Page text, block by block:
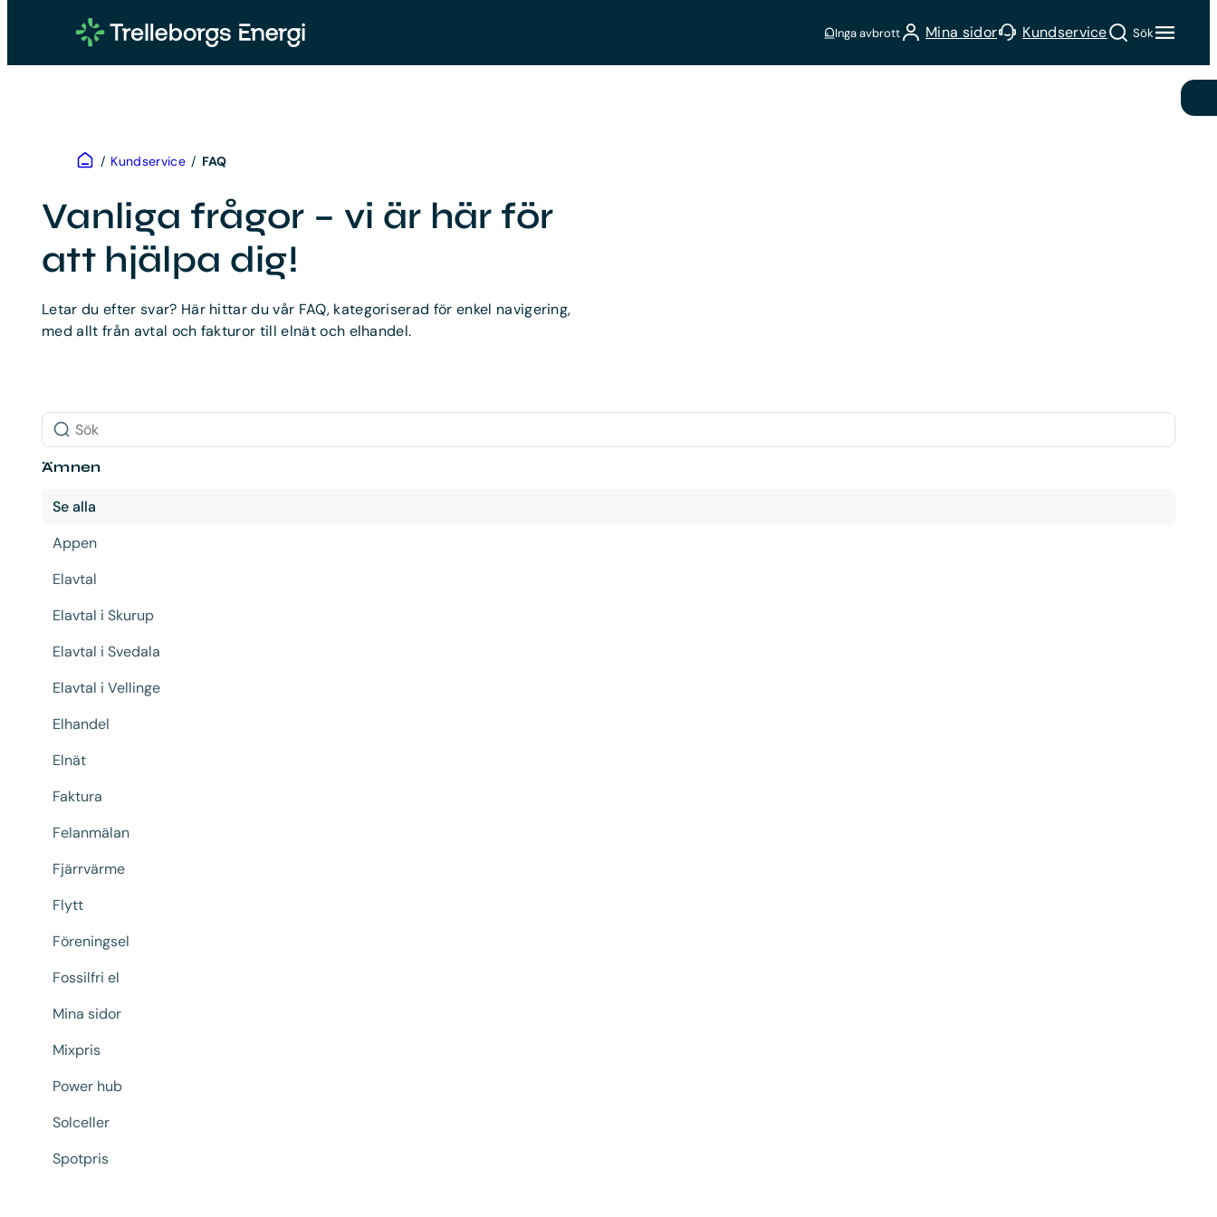
Inga avbrott Mina sidor Kundservice
Sök
Sök
Hem/ Kundservice / FAQ
Vanliga frågor – vi är här för
att hjälpa dig!
Letar du efter svar? Här hittar du vår FAQ, kategoriserad för enkel navigering,
med allt från avtal och fakturor till elnät och elhandel.
Sök
Ämnen
Se alla
Appen
Elavtal
Elavtal i Skurup
Elavtal i Svedala
Elavtal i Vellinge
Elhandel
Elnät
Faktura
Felanmälan
Fjärrvärme
Flytt
Föreningsel
Fossilfri el
Mina sidor
Mixpris
Power hub
Solceller
Spotpris